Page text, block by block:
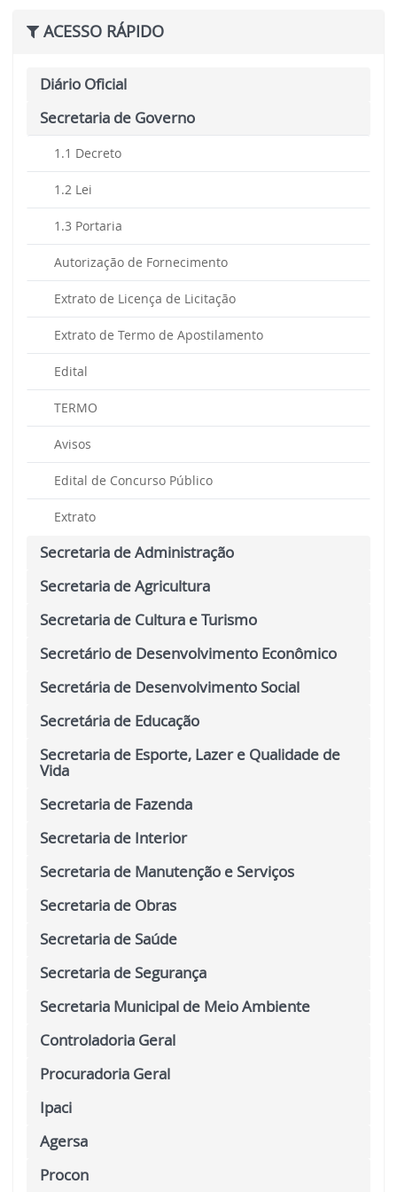
ACESSO RÁPIDO
Diário Oficial
Secretaria de Governo
1.1 Decreto
1.2 Lei
1.3 Portaria
Autorização de Fornecimento
Extrato de Licença de Licitação
Extrato de Termo de Apostilamento
Edital
TERMO
Avisos
Edital de Concurso Público
Extrato
Secretaria de Administração
Secretaria de Agricultura
Secretaria de Cultura e Turismo
Secretário de Desenvolvimento Econômico
Secretária de Desenvolvimento Social
Secretária de Educação
Secretaria de Esporte, Lazer e Qualidade de
Vida
Secretaria de Fazenda
Secretaria de Interior
Secretaria de Manutenção e Serviços
Secretaria de Obras
Secretaria de Saúde
Secretaria de Segurança
Secretaria Municipal de Meio Ambiente
Controladoria Geral
Procuradoria Geral
Ipaci
Agersa
Procon